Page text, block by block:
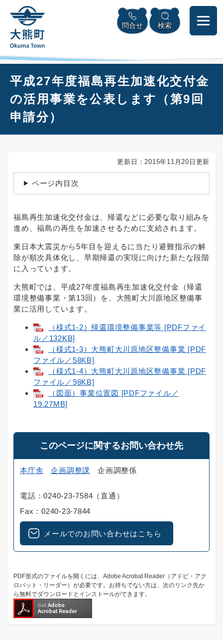
頭
メニューを飛ばして本文へ
問合せ 検索
平成27年度福島再生加速化交付金
の活用事業を公表します（第9回
申請分）
更新日：2015年11月20日更新
ページ内目次
福島再生加速化交付金は、帰還などに必要な取り組みを
進め、福島の再生を加速させるために支給されます。
東日本大震災から5年目を迎えるに当たり避難指示の解
除が順次具体化し、早期帰還の実現に向けた新たな段階
に入っています。
大熊町では、平成27年度福島再生加速化交付金（帰還
環境整備事業・第13回）を、大熊町大川原地区整備事
業に活用しています。
（様式1-2）帰還環境整備事業等 [PDFファイ
ル／132KB]
（様式1-3）大熊町大川原地区整備事業 [PDF
ファイル／58KB]
（様式1-4）大熊町大川原地区整備事業 [PDF
ファイル／98KB]
（図面）事業位置図 [PDFファイル／
19.27MB]
このページに関するお問い合わせ先
本庁舎 企画調整課 企画調整係
電話：0240-23-7584（直通）
Fax：0240-23-7844
メールでのお問い合わせはこちら
PDF形式のファイルを開くには、Adobe Acrobat Reader（アドビ・アク
ロバット・リーダー）が必要です。お持ちでない方は、次のリンク先か
ら無料でダウンロードとインストールができます。